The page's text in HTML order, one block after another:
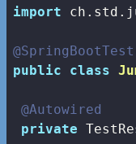
import
@SpringBootTest
public
class
@Autowired
private